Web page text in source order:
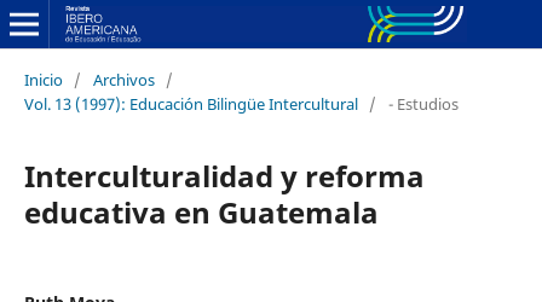
Inicio / Archivos /
Vol. 13 (1997): Educación Bilingüe Intercultural / - Estudios
Interculturalidad y reforma
educativa en Guatemala